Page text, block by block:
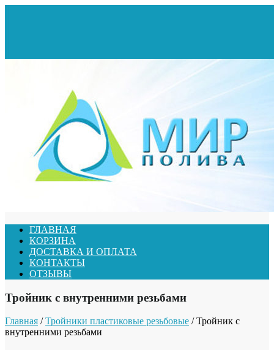
ГЛАВНАЯ
КОРЗИНА
ДОСТАВКА И ОПЛАТА
КОНТАКТЫ
ОТЗЫВЫ
Тройник с внутренними резьбами
Главная /Тройники пластиковые резьбовые / Тройник с
внутренними резьбами